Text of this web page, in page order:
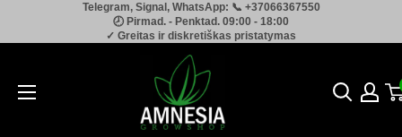
Telegram, Signal, WhatsApp: 📞 +37066367550
🕗 Pirmad. - Penktad. 09:00 - 18:00
✓ Greitas ir diskretiškas pristatymas
Amnesia.lt